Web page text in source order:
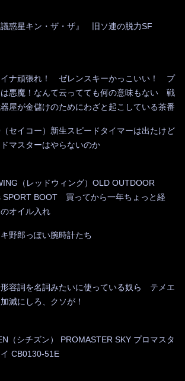
議惑星キン・ザ・ザ』 旧ソ連の脱力SF
イナ頑張れ！ ゼレンスキーかっこいい！ プ
悪魔！なんて云ってても何の意味もない 戦
屋が金儲けのためにわざと起こしている茶番
セイコー）新生スピードタイマーは出たけど
マスターはやらないのか
（レッドウィング）OLD OUTDOOR
SPORT BOOT 買ってから一年ちょっと経
オイル入れ
野郎っぽい腕時計たち
容詞を名詞みたいに使っている奴ら テメエ
減にしろ、クソが！
（シチズン） PROMASTER SKY プロマスタ
CB0130-51E